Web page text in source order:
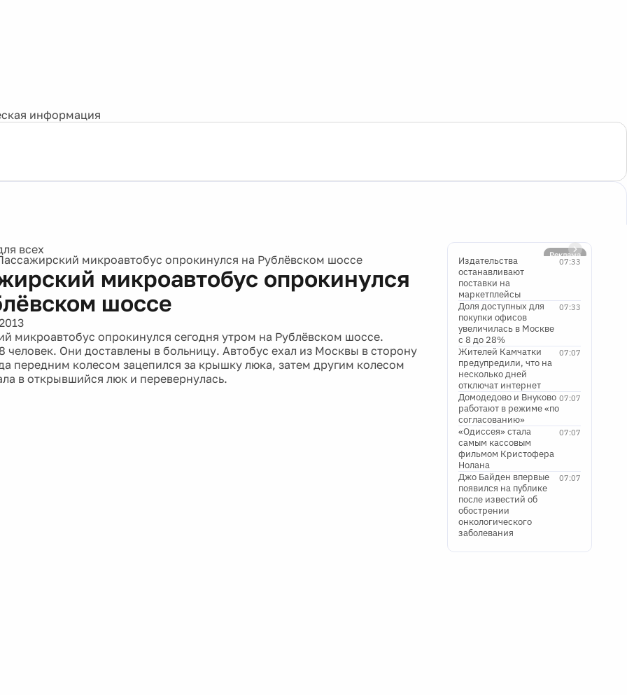
информация
Реклама
микроавтобус опрокинулся на Рублёвском шоссе
микроавтобус опрокинулся
шоссе
микроавтобус опрокинулся сегодня утром на Рублёвском шоссе.
человек. Они доставлены в больницу. Автобус ехал из Москвы в сторону
передним колесом зацепился за крышку люка, затем другим колесом
в открывшийся люк и перевернулась.
07:33
Издательства
останавливают
поставки на
маркетплейсы
07:33
Доля доступных для
покупки офисов
увеличилась в Москве
с 8 до 28%
07:07
Жителей Камчатки
предупредили, что на
несколько дней
отключат интернет
07:07
Домодедово и Внуково
работают в режиме «по
согласованию»
07:07
«Одиссея» стала
самым кассовым
фильмом Кристофера
Нолана
07:07
Джо Байден впервые
появился на публике
после известий об
обострении
онкологического
заболевания